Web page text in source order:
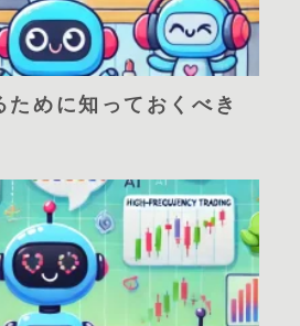
ために知っておくべき